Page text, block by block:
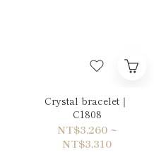
Crystal bracelet｜
C1808
NT$3,260 ~
NT$3,310